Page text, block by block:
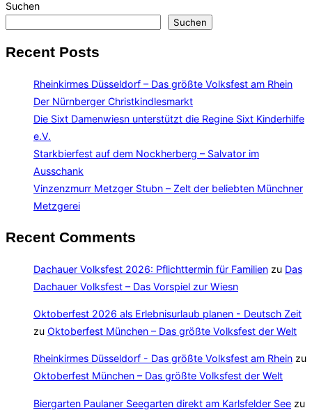
Suchen
Suchen
Recent Posts
Rheinkirmes Düsseldorf – Das größte Volksfest am Rhein
Der Nürnberger Christkindlesmarkt
Die Sixt Damenwiesn unterstützt die Regine Sixt Kinderhilfe
e.V.
Starkbierfest auf dem Nockherberg – Salvator im
Ausschank
Vinzenzmurr Metzger Stubn – Zelt der beliebten Münchner
Metzgerei
Recent Comments
Dachauer Volksfest 2026: Pflichttermin für Familien zu Das
Dachauer Volksfest – Das Vorspiel zur Wiesn
Oktoberfest 2026 als Erlebnisurlaub planen - Deutsch Zeit
zu Oktoberfest München – Das größte Volksfest der Welt
Rheinkirmes Düsseldorf - Das größte Volksfest am Rhein zu
Oktoberfest München – Das größte Volksfest der Welt
Biergarten Paulaner Seegarten direkt am Karlsfelder See zu